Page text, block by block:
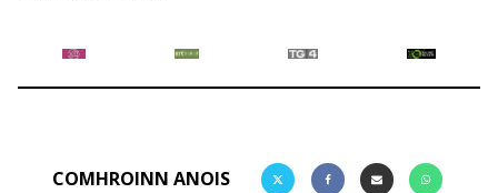
COMHROINN ANOIS